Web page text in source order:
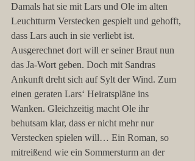
Damals hat sie mit Lars und Ole im alten
Leuchtturm Verstecken gespielt und gehofft,
dass Lars auch in sie verliebt ist.
Ausgerechnet dort will er seiner Braut nun
das Ja-Wort geben. Doch mit Sandras
Ankunft dreht sich auf Sylt der Wind. Zum
einen geraten Lars‘ Heiratspläne ins
Wanken. Gleichzeitig macht Ole ihr
behutsam klar, dass er nicht mehr nur
Verstecken spielen will… Ein Roman, so
mitreißend wie ein Sommersturm an der